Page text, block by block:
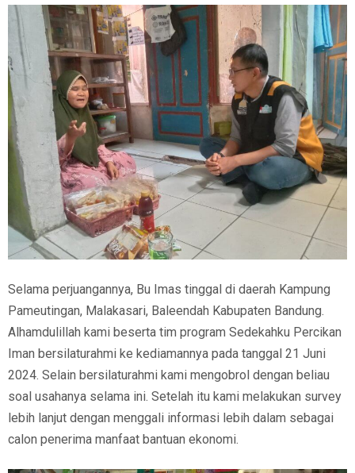
Selama perjuangannya, Bu Imas tinggal di daerah Kampung
Pameutingan, Malakasari, Baleendah Kabupaten Bandung.
Alhamdulillah kami beserta tim program Sedekahku Percikan
Iman bersilaturahmi ke kediamannya pada tanggal 21 Juni
2024. Selain bersilaturahmi kami mengobrol dengan beliau
soal usahanya selama ini. Setelah itu kami melakukan survey
lebih lanjut dengan menggali informasi lebih dalam sebagai
calon penerima manfaat bantuan ekonomi.